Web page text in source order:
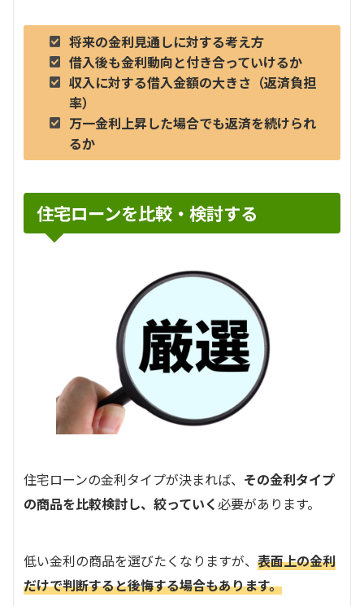
将来の金利見通しに対する考え方
借入後も金利動向と付き合っていけるか
収入に対する借入金額の大きさ（返済負担
率）
万一金利上昇した場合でも返済を続けられ
るか
住宅ローンを比較・検討する
住宅ローンの金利タイプが決まれば、 その金利タイプ
の商品を比較検討し、絞っていく必要があります。
低い金利の商品を選びたくなりますが、 表面上の金利
だけで判断すると後悔する場合もあります。